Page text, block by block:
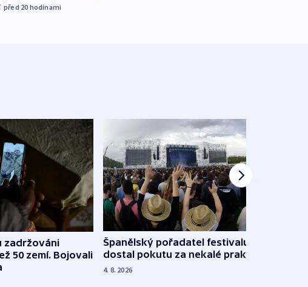
před 20 hodinami
zadržováni
50 zemí. Bojovali
Španělský pořadatel festivalu
dostal pokutu za nekalé praktiky
4. 8. 2026